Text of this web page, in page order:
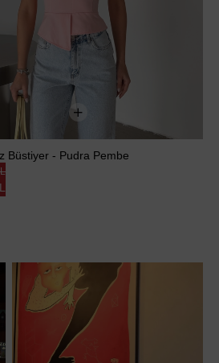
Büstiyer - Pudra Pembe